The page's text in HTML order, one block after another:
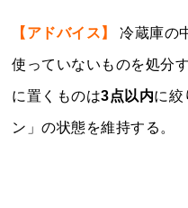
【アドバイス】 冷蔵庫の
使っていないものを処分
に置くものは3点以内に絞
ン」の状態を維持する。